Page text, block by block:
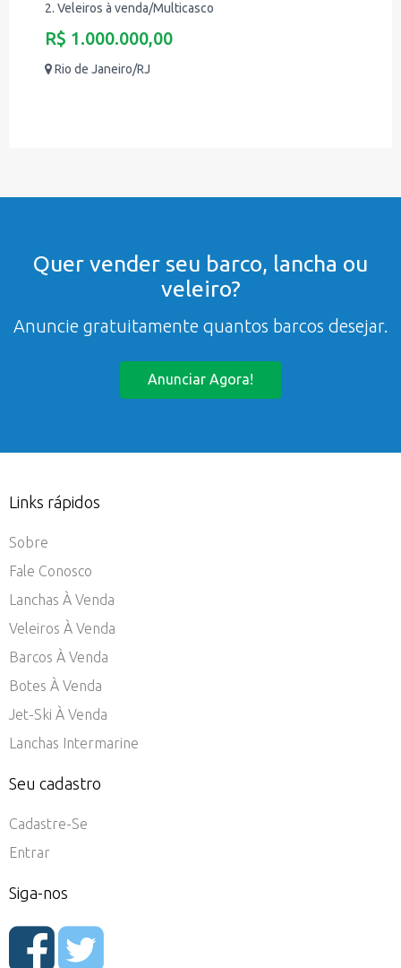
2. Veleiros à venda/Multicasco
R$ 1.000.000,00
Rio de Janeiro/RJ
Quer vender seu barco, lancha ou
veleiro?
Anuncie gratuitamente quantos barcos desejar.
Anunciar Agora!
Links rápidos
Sobre
Fale Conosco
Lanchas À Venda
Veleiros À Venda
Barcos À Venda
Botes À Venda
Jet-Ski À Venda
Lanchas Intermarine
Seu cadastro
Cadastre-Se
Entrar
Siga-nos